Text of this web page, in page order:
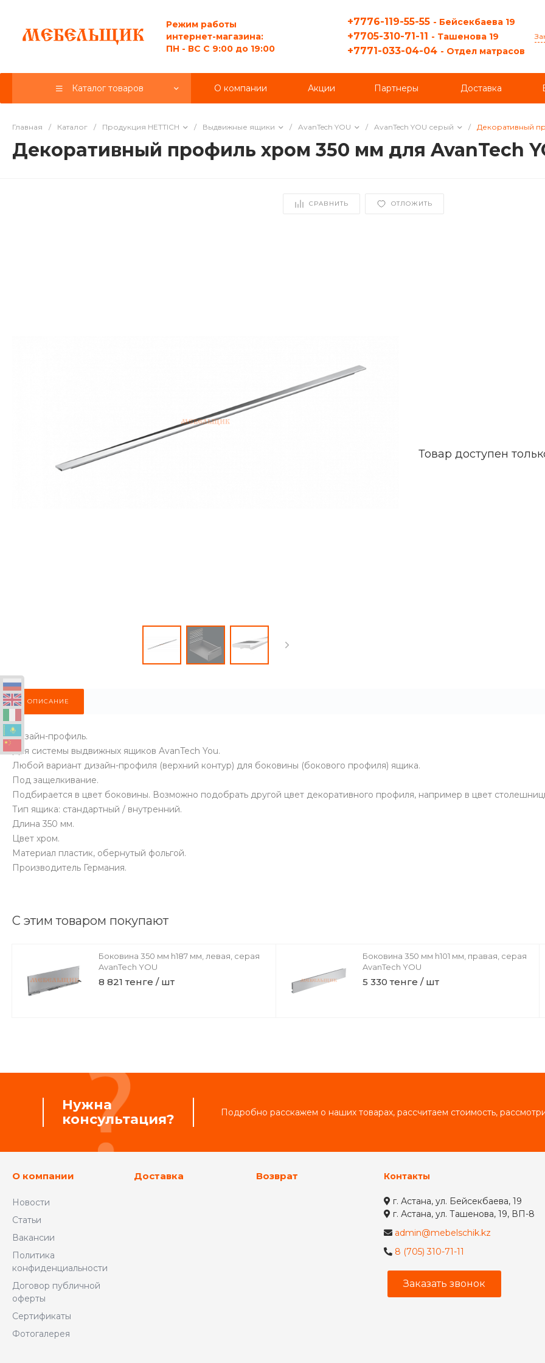
Режим работы
интернет-магазина:
ПН - ВС C 9:00 до 19:00
+7776-119-55-55 - Бейсекбаева 19
+7705-310-71-11 - Ташенова 19
+7771-033-04-04 - Отдел матрасов
Каталог товаров О компании Акции Партнеры Доставка
Главная / Каталог / Продукция HETTICH / Выдвижные ящики / AvanTech YOU / AvanTech YOU серый / Декоративный
Декоративный профиль хром 350 мм для AvanTech
СРАВНИТЬ ОТЛОЖИТЬ
Товар доступен
ОПИСАНИЕ
Дизайн-профиль.
Для системы выдвижных ящиков AvanTech You.
Любой вариант дизайн-профиля (верхний контур) для боковины (бокового профиля) ящика.
Под защелкивание.
Подбирается в цвет боковины. Возможно подобрать другой цвет декоративного профиля, например в цвет
Тип ящика: стандартный / внутренний.
Длина 350 мм.
Цвет хром.
Материал пластик, обернутый фольгой.
Производитель Германия.
С этим товаром покупают
Боковина 350 мм h187 мм, левая, серая
AvanTech YOU
8 821 тенге / шт
Боковина 350 мм h101 мм, правая, серая
AvanTech YOU
5 330 тенге / шт
Нужна
консультация?
Подробно расскажем о наших товарах, рассчитаем стоимость,
О компании
Новости
Статьи
Вакансии
Политика
конфиденциальности
Договор публичной
оферты
Сертификаты
Фотогалерея
Доставка Возврат Контакты
г. Астана, ул. Бейсекбаева, 19
г. Астана, ул. Ташенова, 19, ВП-8
admin@mebelschik.kz
8 (705) 310-71-11
Заказать звонок